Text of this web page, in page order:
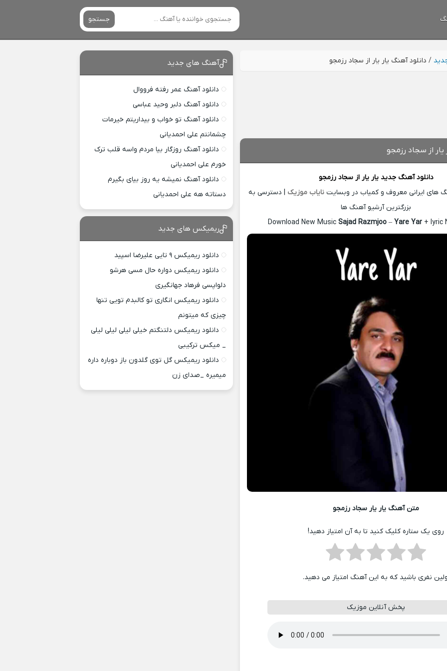
جستجو
/ دانلود آهنگ یار یار از سجاد رزمجو
یار از سجاد رزمجو
دانلود آهنگ جدید یار یار ازسجاد رزمجو
های ایرانی معروف و کمیاب در وبسایتنایاب موزیک | دسترسی به
بزرگترین آرشیو آهنگ ها
Download New Music Sajad Razmjoo– Yare Yar+ lyric
متن آهنگ یار یار سجاد رزمجو
روی یک ستاره کلیک کنید تا به آن امتیاز دهید!
نفری باشید که به این آهنگ امتیاز می دهید.
پخش آنلاین موزیک
آهنگ های جدید
دانلود آهنگ عمر رفته فرووال
دانلود آهنگ دلبر وحید عباسی
دانلود آهنگ تو خواب و بیداریتم خیرمات
چشمانتم علی احمدیانی
دانلود آهنگ روزگار بیا مردم واسه قلب ترک
خورم علی احمدیانی
دانلود آهنگ نمیشه یه روز بیای بگیرم
دستاته هه علی احمدیانی
ریمیکس های جدید
دانلود ریمیکس ۹ تایی علیرضا اسپید
دانلود ریمیکس دواره حال مسی هرشو
دلواپسی فرهاد جهانگیری
دانلود ریمیکس انگاری تو کالبدم تویی تنها
چیزی که میتونم
دانلود ریمیکس دلتنگتم خیلی لیلی لیلی لیلی
_ میکس ترکیبی
دانلود ریمیکس گل توی گلدون باز دوباره داره
میمیره _صدای زن